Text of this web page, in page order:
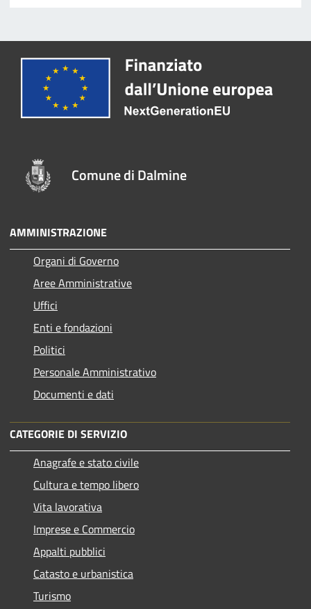
Comune di Dalmine
AMMINISTRAZIONE
Organi di Governo
Aree Amministrative
Uffici
Enti e fondazioni
Politici
Personale Amministrativo
Documenti e dati
CATEGORIE DI SERVIZIO
Anagrafe e stato civile
Cultura e tempo libero
Vita lavorativa
Imprese e Commercio
Appalti pubblici
Catasto e urbanistica
Turismo